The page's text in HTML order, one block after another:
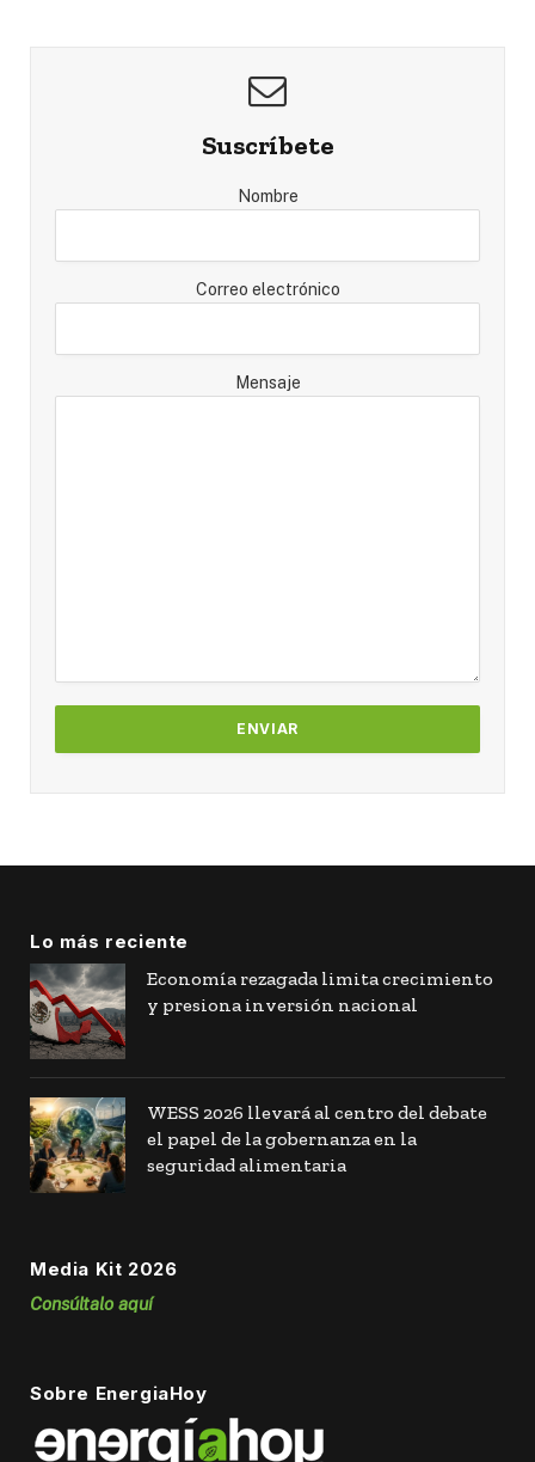
Suscríbete
Nombre
Correo electrónico
Mensaje
Lo más reciente
Economía rezagada limita crecimiento
y presiona inversión nacional
WESS 2026 llevará al centro del debate
el papel de la gobernanza en la
seguridad alimentaria
Media Kit 2026
Consúltalo aquí
Sobre EnergiaHoy